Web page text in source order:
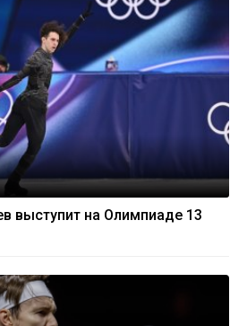
выступит на Олимпиаде 13